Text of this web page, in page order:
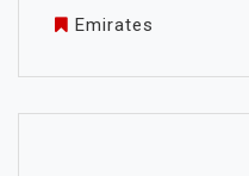
Emirates